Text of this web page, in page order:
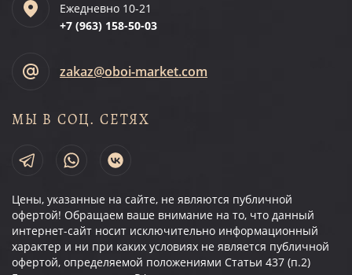
Ежедневно 10-21
+7 (963) 158-50-03
zakaz@oboi-market.com
МЫ В СОЦ. СЕТЯХ
Цены, указанные на сайте, не являются публичной
офертой! Обращаем ваше внимание на то, что данный
интернет-сайт носит исключительно информационный
характер и ни при каких условиях не является публичной
офертой, определяемой положениями Статьи 437 (п.2)